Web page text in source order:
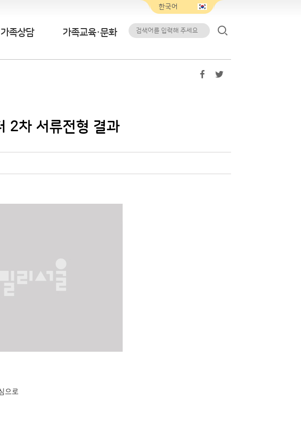
가족상담 가족교육·문화
2차 서류전형 결과
으로